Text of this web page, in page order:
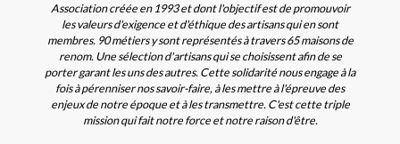
Association créée en 1993 et dont l'objectif est de promouvoir
les valeurs d'exigence et d'éthique des artisans qui en sont
membres. 90 métiers y sont représentés à travers 65 maisons de
renom. Une sélection d'artisans qui se choisissent afin de se
porter garant les uns des autres. Cette solidarité nous engage à la
fois à pérenniser nos savoir-faire, à les mettre à l'épreuve des
enjeux de notre époque et à les transmettre. C'est cette triple
mission qui fait notre force et notre raison d'être.